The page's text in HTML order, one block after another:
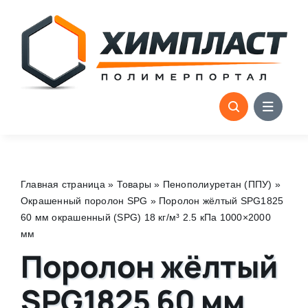
content
Главная страница » Товары » Пенополиуретан (ППУ) »
Окрашенный поролон SPG » Поролон жёлтый SPG1825
60 мм окрашенный (SPG) 18 кг/м³ 2.5 кПа 1000×2000
мм
Поролон жёлтый